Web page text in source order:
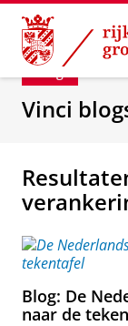
Skip
Content
Skip
Navigation
Blog
Vinci
Blog: De
naar de